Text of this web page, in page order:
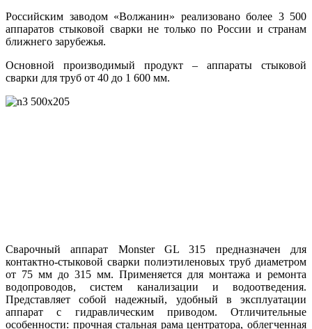
Российским заводом «Волжанин» реализовано более 3 500
аппаратов стыковой сварки не только по России и странам
ближнего зарубежья.
Основной производимый продукт – аппараты стыковой
сварки для труб от 40 до 1 600 мм.
Сварочный аппарат Monster GL 315 предназначен для
контактно-стыковой сварки полиэтиленовых труб диаметром
от 75 мм до 315 мм. Применяется для монтажа и ремонта
водопроводов, систем канализации и водоотведения.
Представляет собой надежный, удобный в эксплуатации
аппарат с гидравлическим приводом. Отличительные
особенности: прочная стальная рама центратора, облегченная